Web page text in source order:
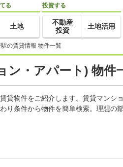
る
土地
投資する
不動産
投資
土地活用
駅の賃貸情報 物件一覧
ン・アパート) 物件
貸物件をご紹介します。賃貸マンシ
条件から物件を簡単検索。理想の